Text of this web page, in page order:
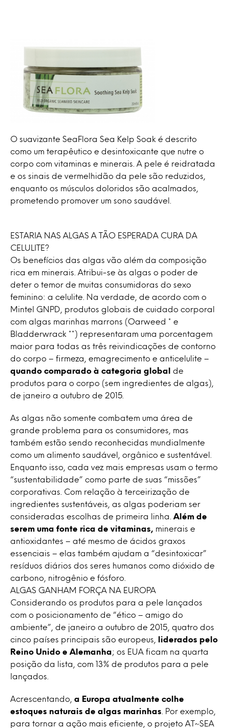
O suavizante SeaFlora Sea Kelp Soak é descrito
como um terapêutico e desintoxicante que nutre o
corpo com vitaminas e minerais. A pele é reidratada
e os sinais de vermelhidão da pele são reduzidos,
enquanto os músculos doloridos são acalmados,
prometendo promover um sono saudável.
ESTARIA NAS ALGAS A TÃO ESPERADA CURA DA
CELULITE?
Os benefícios das algas vão além da composição
rica em minerais. Atribui-se às algas o poder de
deter o temor de muitas consumidoras do sexo
feminino: a celulite. Na verdade, de acordo com o
Mintel GNPD, produtos globais de cuidado corporal
com algas marinhas marrons (Oarweed * e
Bladderwrack **) representaram uma porcentagem
maior para todas as três reivindicações de contorno
do corpo – firmeza, emagrecimento e anticelulite –
quando comparado à categoria global de
produtos para o corpo (sem ingredientes de algas),
de janeiro a outubro de 2015.
As algas não somente combatem uma área de
grande problema para os consumidores, mas
também estão sendo reconhecidas mundialmente
como um alimento saudável, orgânico e sustentável.
Enquanto isso, cada vez mais empresas usam o termo
“sustentabilidade” como parte de suas “missões”
corporativas. Com relação à terceirização de
ingredientes sustentáveis, as algas poderiam ser
consideradas escolhas de primeira linha. Além de
serem uma fonte rica de vitaminas,
minerais e
antioxidantes – até mesmo de ácidos graxos
essenciais – elas também ajudam a “desintoxicar”
resíduos diários dos seres humanos como dióxido de
carbono, nitrogênio e fósforo.
ALGAS GANHAM FORÇA NA EUROPA
Considerando os produtos para a pele lançados
com o posicionamento de “ético – amigo do
ambiente”, de janeiro a outubro de 2015, quatro dos
cinco países principais são europeus,
liderados pelo
Reino Unido e Alemanha ; os EUA ficam na quarta
posição da lista, com 13% de produtos para a pele
lançados.
Acrescentando, a Europa atualmente colhe
estoques naturais de algas marinhas . Por exemplo,
para tornar a ação mais eficiente, o projeto AT~SEA